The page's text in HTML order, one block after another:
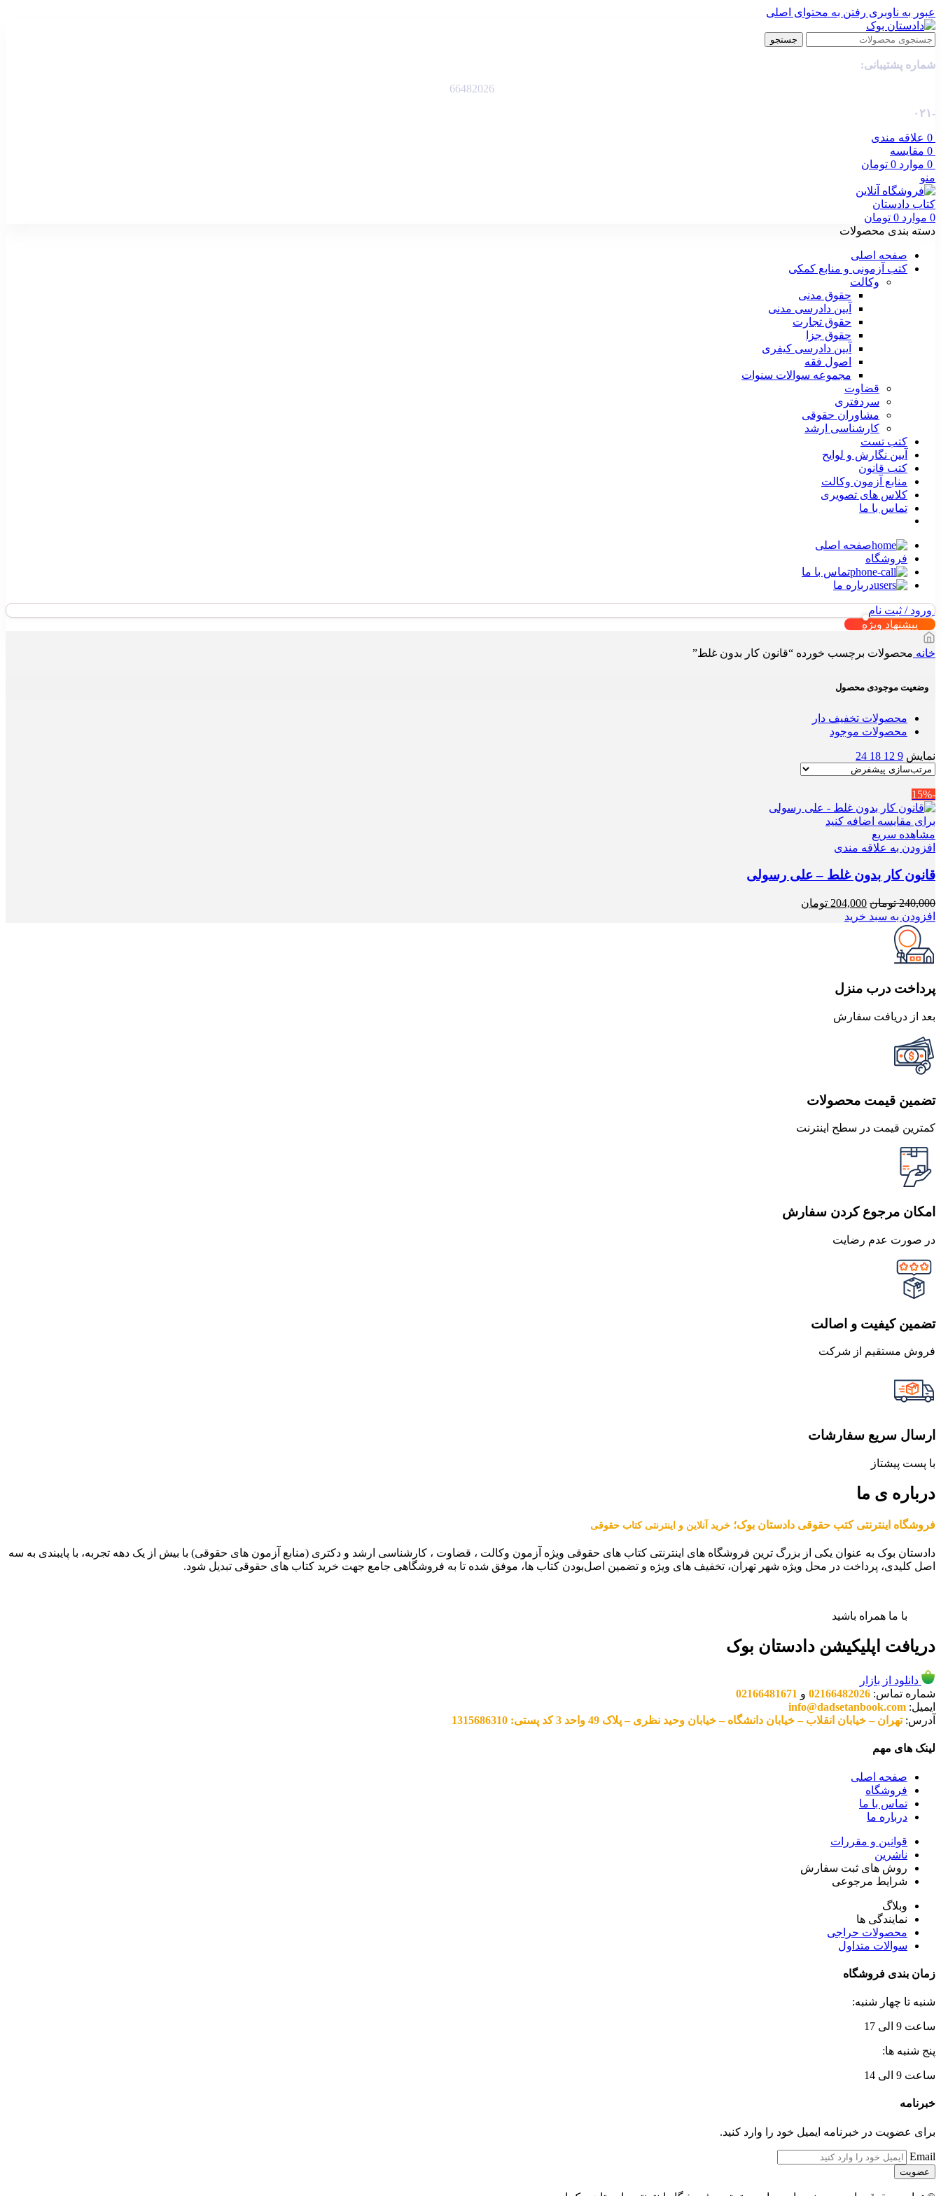
عبور به ناوبری رفتن به محتوای اصلی
جستجو
شماره پشتیبانی:
66482026
-۰۲۱
0 علاقه مندی
0 مقایسه
0 موارد 0 تومان
منو
0 موارد 0 تومان
دسته بندی محصولات
صفحه اصلی
کتب آزمونی و منابع کمکی
وکالت
حقوق مدنی
آیین دادرسی مدنی
حقوق تجارت
حقوق جزا
آیین دادرسی کیفری
اصول فقه
مجموعه سوالات سنوات
قضاوت
سردفتری
مشاوران حقوقی
کارشناسی ارشد
کتب تست
آیین نگارش و لوایح
کتب قانون
منابع آزمون وکالت
کلاس های تصویری
تماس با ما
صفحه اصلی
فروشگاه
تماس با ما
درباره ما
ورود / ثبت نام
پیشنهاد ویژه
خانه محصولات برچسب خورده “قانون کار بدون غلط”
وضعیت موجودی محصول
محصولات تخفیف دار
محصولات موجود
نمایش 9
12
18
24
-15%
برای مقایسه اضافه کنید
مشاهده سریع
افزودن به علاقه مندی
قانون کار بدون غلط – علی رسولی
240,000 تومان قیمت
اصلی
204,000 تومان
افزودن به سبد خرید
پرداخت درب منزل
بعد از دریافت سفارش
تضمین قیمت محصولات
کمترین قیمت در سطح اینترنت
امکان مرجوع کردن سفارش
در صورت عدم رضایت
تضمین کیفیت و اصالت
فروش مستقیم از شرکت
ارسال سریع سفارشات
با پست پیشتاز
درباره ی ما
فروشگاه اینترنتی کتب حقوقی دادستان بوک؛ خرید آنلاین و اینترنتی کتاب حقوقی
دادستان بوک به عنوان یکی از بزرگ ترین فروشگاه های اینترنتی کتاب های حقوقی ویژه آزمون وکالت ، قضاوت ، کارشناسی ارشد و دکتری (منابع آزمون های حقوقی) با بیش از یک دهه تجربه، با پایبندی به سه
اصل کلیدی، پرداخت در محل ویژه شهر تهران، تخفیف های ویژه و تضمین اصل‌بودن کتاب ها، موفق شده تا به فروشگاهی جامع جهت خرید کتاب های حقوقی تبدیل شود.
با ما همراه باشید
دریافت اپلیکیشن دادستان بوک
دانلود از بازار
شماره تماس: 02166482026 و 02166481671
ایمیل: info@dadsetanbook.com
آدرس:تهران – خیابان انقلاب – خیابان دانشگاه – خیابان وحید نظری – پلاک 49 واحد 3 کد پستی: 1315686310
لینک های مهم
صفحه اصلی
فروشگاه
تماس با ما
درباره ما
قوانین و مقررات
ناشرین
روش های ثبت سفارش
شرایط مرجوعی
وبلاگ
نمایندگی ها
محصولات حراجی
سوالات متداول
زمان بندی فروشگاه
شنبه تا چهار شنبه:
ساعت 9 الی 17
پنج شنبه ها:
ساعت 9 الی 14
خبرنامه
برای عضویت در خبرنامه ایمیل خود را وارد کنید.
Email